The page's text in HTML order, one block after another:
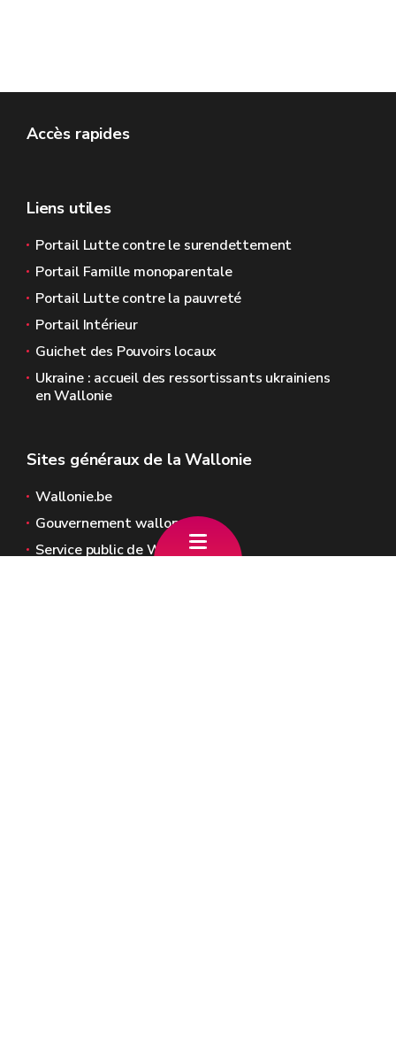
Accès rapides
Liens utiles
Portail Lutte contre le surendettement
Portail Famille monoparentale
Portail Lutte contre la pauvreté
Portail Intérieur
Guichet des Pouvoirs locaux
Ukraine : accueil des ressortissants ukrainiens
en Wallonie
Sites généraux de la Wallonie
Wallonie.be
Gouvernement wallon
Service public de Wallonie